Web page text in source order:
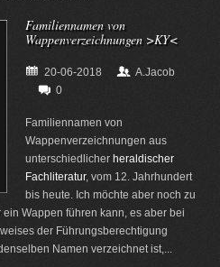
Familiennamen von
Wappenverzeichnungen >KY<
20-06-2018
A.Jacob
0
Familiennamen von
Wappenverzeichnungen aus
unterschiedlicher heraldischer
Fachliteratur, vom 12. Jahrhundert
bis heute. Ich möchte aber noch zu
Wappen führen kann, es aber bei
der Führungsberechtigung
Namen verzeichnet ist,...